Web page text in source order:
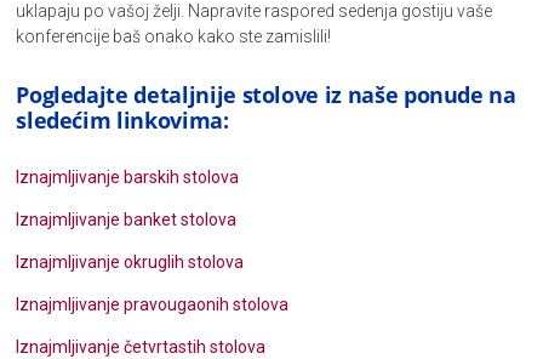
uklapaju po vašoj želji. Napravite raspored sedenja gostiju vaše
konferencije baš onako kako ste zamislili!
Pogledajte detaljnije stolove iz naše ponude na
sledećim linkovima:
Iznajmljivanje barskih stolova
Iznajmljivanje banket stolova
Iznajmljivanje okruglih stolova
Iznajmljivanje pravougaonih stolova
Iznajmljivanje četvrtastih stolova